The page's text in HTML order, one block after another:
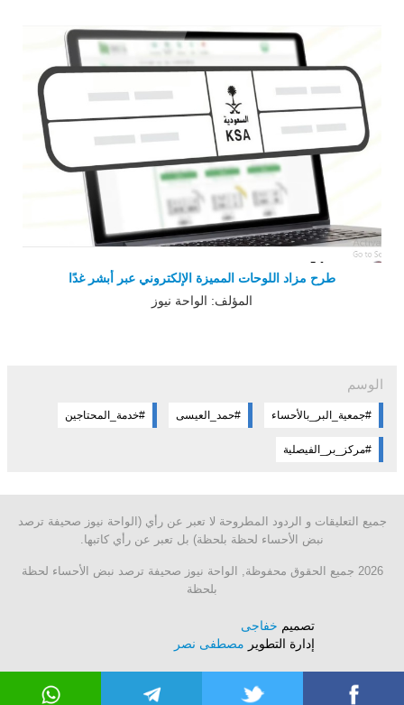
طرح مزاد اللوحات المميزة الإلكتروني عبر أبشر غدًا
المؤلف: الواحة نيوز
الوسم
#جمعية_البر_بالأحساء #حمد_العيسى #خدمة_المحتاجين
#مركز_بر_الفيصلية
جميع التعليقات و الردود المطروحة لا تعبر عن رأي (الواحة نيوز صحيفة ترصد
نبض الأحساء لحظة بلحظة) بل تعبر عن رأي كاتبها.
2026 جميع الحقوق محفوظة, الواحة نيوز صحيفة ترصد نبض الأحساء لحظة
بلحظة
تصميم خفاجى
إدارة التطوير مصطفى نصر